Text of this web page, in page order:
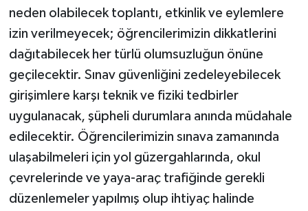
neden olabilecek toplantı, etkinlik ve eylemlere
izin verilmeyecek; öğrencilerimizin dikkatlerini
dağıtabilecek her türlü olumsuzluğun önüne
geçilecektir. Sınav güvenliğini zedeleyebilecek
girişimlere karşı teknik ve fiziki tedbirler
uygulanacak, şüpheli durumlara anında müdahale
edilecektir. Öğrencilerimizin sınava zamanında
ulaşabilmeleri için yol güzergahlarında, okul
çevrelerinde ve yaya-araç trafiğinde gerekli
düzenlemeler yapılmış olup ihtiyaç halinde